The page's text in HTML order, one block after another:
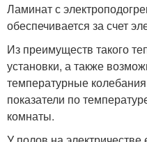
Ламинат с
обеспечивается за счет
Из преимуществ такого
установки, а также
температурные
показатели по
комнаты.